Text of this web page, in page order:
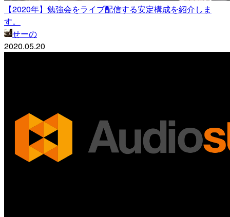
【2020年】勉強会をライブ配信する安定構成を紹介しま
す。
せーの
2020.05.20